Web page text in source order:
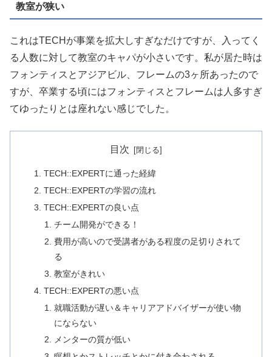
教室が狭い
これはTECHが事業を拡大しすぎなだけですが、入ってく
る人数に対して教室のキャパが小さいです。私が居た時は
フォンティスとアジアビル、フレームの3ヶ所あったので
すが、卒業する頃にはフォンティスとフレームは人多すぎ
てゆったりとは座れない感じでした。
目次
TECH::EXPERTに通った経緯
TECH::EXPERTの学習の流れ
TECH::EXPERTの良い点
チーム開発ができる！
費用が高いので受講者がある程度の足切りされて
る
教室がきれい
TECH::EXPERTの悪い点
就職活動が遅い＆キャリアアドバイザーが使い物
にならない
メンターの質が低い